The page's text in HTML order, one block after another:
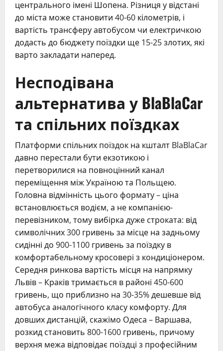
центрального імені Шопена. Різниця у відстані
до міста може становити 40-60 кілометрів, і
вартість трансферу автобусом чи електричкою
додасть до бюджету поїздки ще 15-25 злотих, які
варто закладати наперед.
Несподівана
альтернатива у BlaBlaCar
та спільних поїздках
Платформи спільних поїздок на кшталт BlaBlaCar
давно перестали бути екзотикою і
перетворилися на повноцінний канал
переміщення між Україною та Польщею.
Головна відмінність цього формату – ціна
встановлюється водієм, а не компанією-
перевізником, тому вибірка дуже строката: від
символічних 300 гривень за місце на задньому
сидінні до 900-1100 гривень за поїздку в
комфортабельному кросовері з кондиціонером.
Середня ринкова вартість місця на напрямку
Львів – Краків тримається в районі 450-600
гривень, що приблизно на 30-35% дешевше від
автобуса аналогічного класу комфорту. Для
довших дистанцій, скажімо Одеса – Варшава,
розкид становить 800-1600 гривень, причому
верхня межа відповідає поїздці з професійним